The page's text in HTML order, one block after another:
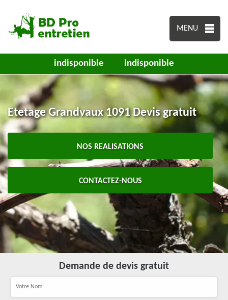
MENU
indisponible indisponible
Etetage Grandvaux 1091 Devis gratuit
NOS REALISATIONS
CONTACTEZ-NOUS
Demande de devis gratuit